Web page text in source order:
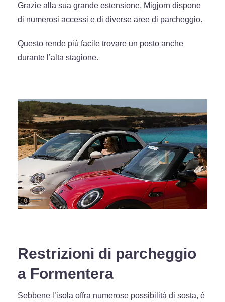
Grazie alla sua grande estensione, Migjorn dispone
di numerosi accessi e di diverse aree di parcheggio.
Questo rende più facile trovare un posto anche
durante l’alta stagione.
Restrizioni di parcheggio
a Formentera
Sebbene l’isola offra numerose possibilità di sosta, è